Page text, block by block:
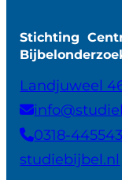
Stichting
Landjuweel
0318-445543
studiebijbel.nl